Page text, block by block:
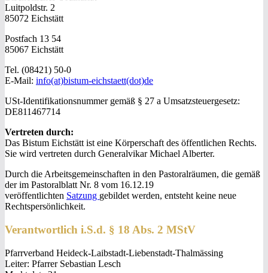
Luitpoldstr. 2
85072 Eichstätt
Postfach 13 54
85067 Eichstätt
Tel. (08421) 50-0
E-Mail: info(at)bistum-eichstaett(dot)de
USt-Identifikationsnummer gemäß § 27 a Umsatzsteuergesetz:
DE811467714
Vertreten durch:
Das Bistum Eichstätt ist eine Körperschaft des öffentlichen Rechts.
Sie wird vertreten durch Generalvikar Michael Alberter.
Durch die Arbeitsgemeinschaften in den Pastoralräumen, die gemäß
der im Pastoralblatt Nr. 8 vom 16.12.19
veröffentlichten Satzung gebildet werden, entsteht keine neue
Rechtspersönlichkeit.
Verantwortlich i.S.d. § 18 Abs. 2 MStV
Pfarrverband Heideck-Laibstadt-Liebenstadt-Thalmässing
Leiter: Pfarrer Sebastian Lesch